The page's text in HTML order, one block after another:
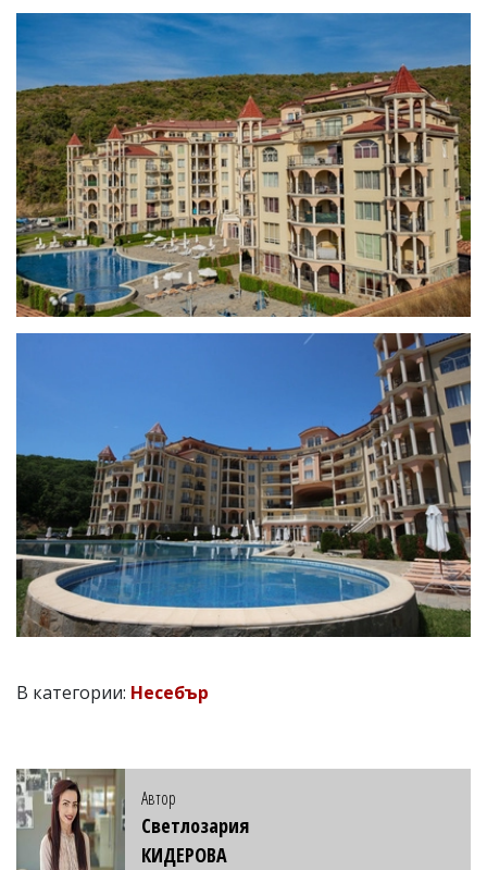
В категории: Несебър
Автор
Светлозария
КИДЕРОВА